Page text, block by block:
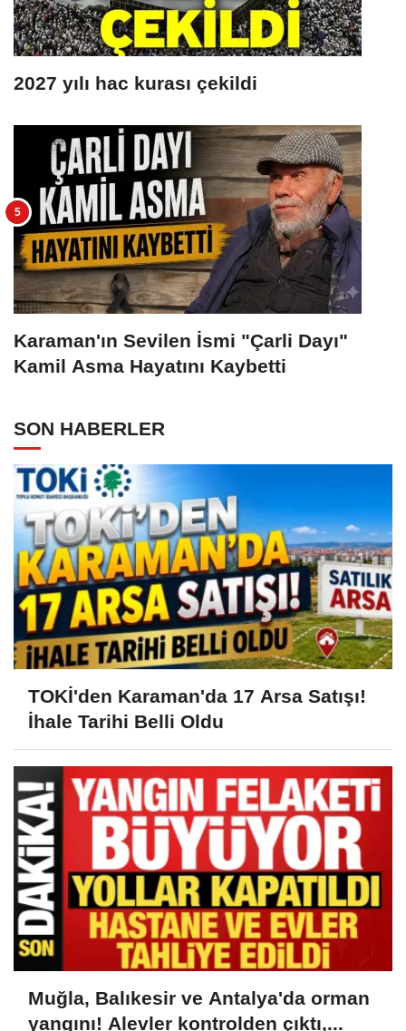
2027 yılı hac kurası çekildi
Karaman'ın Sevilen İsmi "Çarli Dayı"
Kamil Asma Hayatını Kaybetti
SON HABERLER
TOKİ'den Karaman'da 17 Arsa Satışı!
İhale Tarihi Belli Oldu
Muğla, Balıkesir ve Antalya'da orman
yangını! Alevler kontrolden çıktı,...